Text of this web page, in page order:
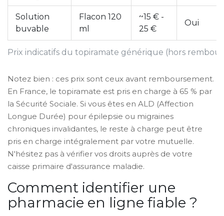
Prix indicatifs du topiramate générique (hors
Solution
buvable
Flacon 120
ml
~15 € -
25 €
Oui
Notez bien : ces prix sont ceux avant remboursement.
En France, le topiramate est pris en charge à 65 % par
la Sécurité Sociale. Si vous êtes en ALD (Affection
Longue Durée) pour épilepsie ou migraines
chroniques invalidantes, le reste à charge peut être
pris en charge intégralement par votre mutuelle.
N'hésitez pas à vérifier vos droits auprès de votre
caisse primaire d'assurance maladie.
Comment identifier une
pharmacie en ligne fiable ?